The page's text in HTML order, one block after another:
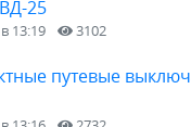
25
13:19 3102
путевые